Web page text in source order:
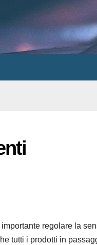
regolare la
tutti i prodotti in